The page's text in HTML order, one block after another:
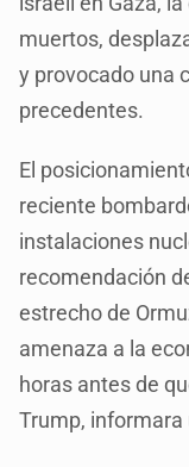
muertos,
y provocado una
precedentes.
El
reciente
instalaciones
recomendación
estrecho de
amenaza a la
horas antes de
Trump, informara